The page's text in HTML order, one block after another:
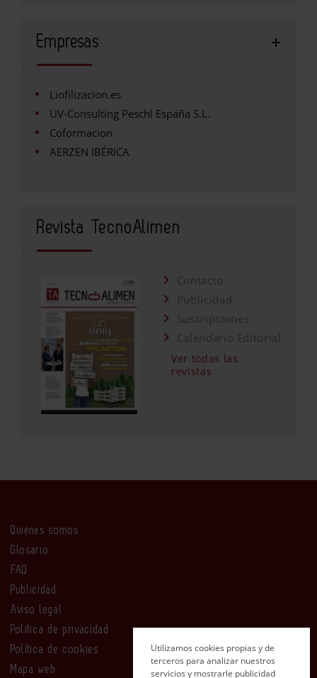
Empresas
Liofilizacion.es
UV-Consulting Peschl España S.L.
Coformacion
AERZEN IBÉRICA
Revista TecnoAlimen
Contacto
Publicidad
Suscripciones
Calendario Editorial
Ver todas las
revistas
Quiénes somos
Glosario
FAQ
Publicidad
Aviso legal
Política de privacidad
Política de cookies
Mapa web
Utilizamos cookies propias y de
terceros para analizar nuestros
servicios y mostrarle publicidad